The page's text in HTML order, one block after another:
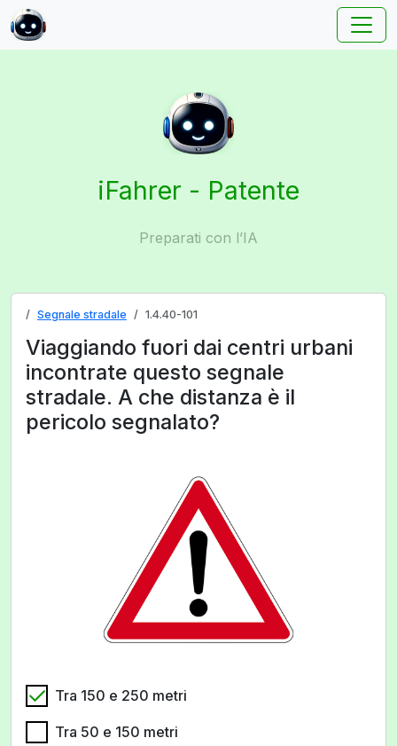
iFahrer - Patente
Preparati con l’IA
Segnale stradale 1.4.40-101
Viaggiando fuori dai centri urbani
incontrate questo segnale
stradale. A che distanza è il
pericolo segnalato?
Tra 150 e 250 metri
Tra 50 e 150 metri